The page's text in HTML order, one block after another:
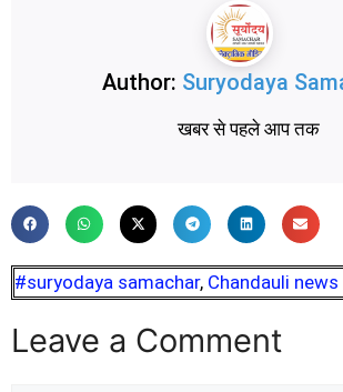
Author: Suryodaya
खबर से पहले आप तक
#suryodaya samachar, Chandauli news
Leave a Comment